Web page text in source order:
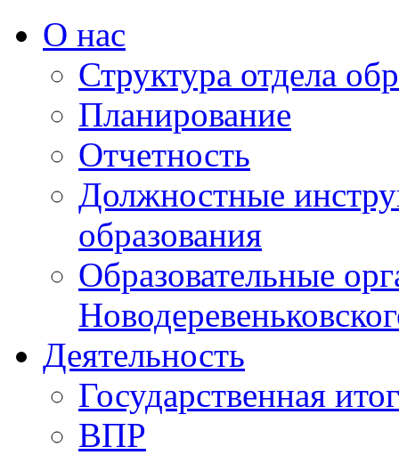
О нас
Структура отдела
Планирование
Отчетность
Должностные
образования
Образовательные
Деятельность
Государственная
ВПР